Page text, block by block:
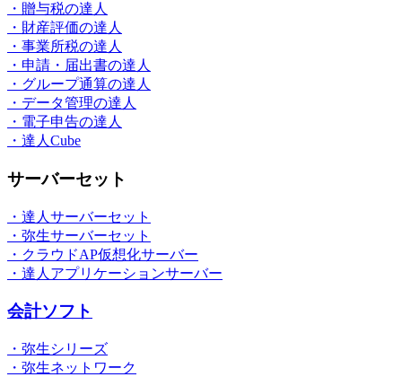
・贈与税の達人
・財産評価の達人
・事業所税の達人
・申請・届出書の達人
・グループ通算の達人
・データ管理の達人
・電子申告の達人
・達人Cube
サーバーセット
・達人サーバーセット
・弥生サーバーセット
・クラウドAP仮想化サーバー
・達人アプリケーションサーバー
会計ソフト
・弥生シリーズ
・弥生ネットワーク